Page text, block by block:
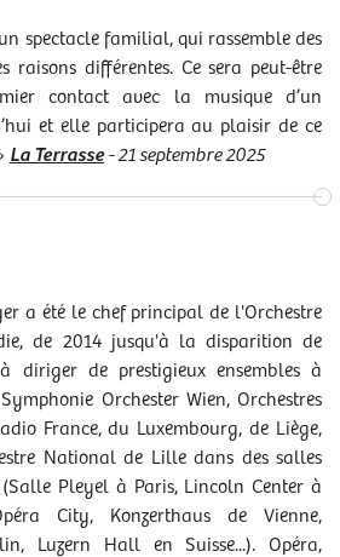
un spectacle familial, qui rassemble des
raisons différentes. Ce sera peut-être
contact avec la musique d’un
et elle participera au plaisir de ce
La Terrasse - 21 septembre 2025
a été le chef principal de l'Orchestre
de 2014 jusqu'à la disparition de
diriger de prestigieux ensembles à
Orchester Wien, Orchestres
France, du Luxembourg, de Liège,
National de Lille dans des salles
Pleyel à Paris, Lincoln Center à
City, Konzerthaus de Vienne,
Luzern Hall en Suisse...). Opéra,